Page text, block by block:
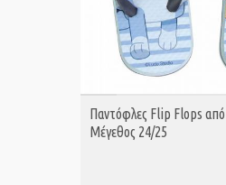
ΑΓΟΡΑ
Παντόφλες Flip Flops
Μέγεθος 24/25